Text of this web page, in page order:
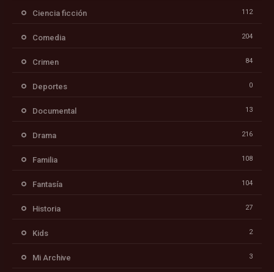
Ciencia ficción 112
Comedia 204
Crimen 84
Deportes 0
Documental 13
Drama 216
Familia 108
Fantasía 104
Historia 27
Kids 2
Mi Archive 3